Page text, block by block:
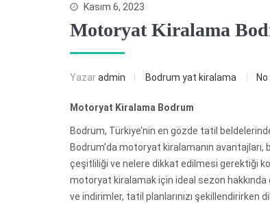
Kasım 6, 2023
Motoryat Kiralama
Yazaradmin Bodrum yat kiralama
Motoryat Kiralama Bodrum
Bodrum, Türkiye’nin en gözde tatil
Bodrum’da motoryat kiralamanın
çeşitliliği ve nelere dikkat edilmesi gerektiği
motoryat kiralamak için ideal sezon
ve indirimler, tatil planlarınızı şekillendirirken